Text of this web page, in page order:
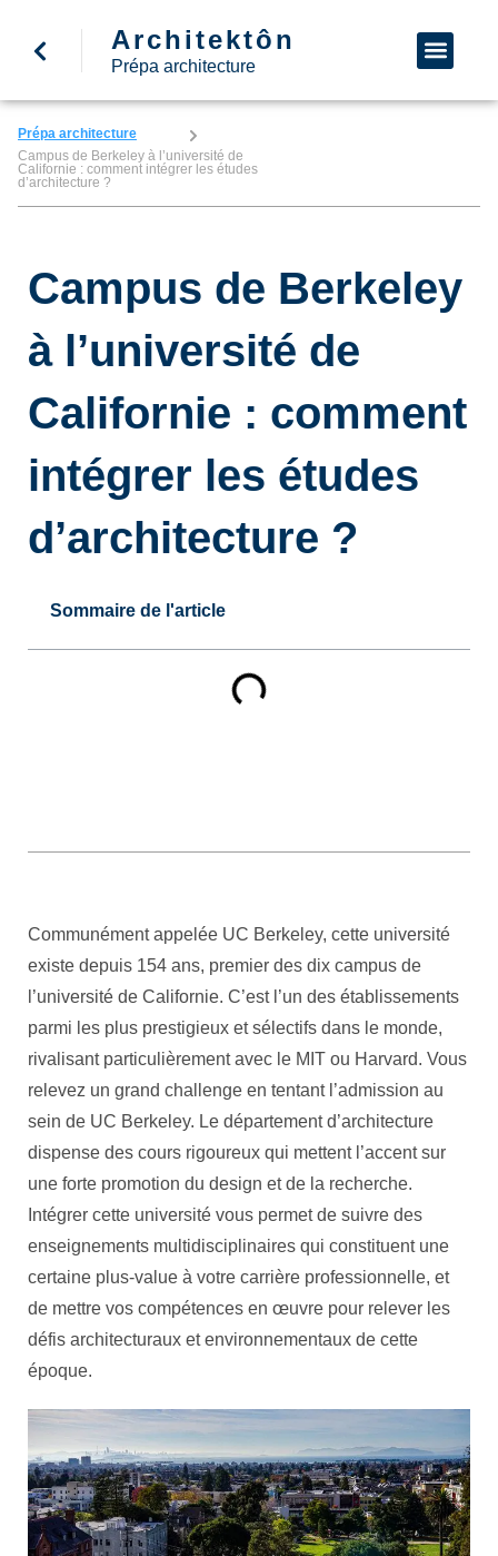
Architektôn
Prépa architecture
Prépa architecture
Campus de Berkeley à l’université de
Californie : comment intégrer les études
d’architecture ?
Campus de Berkeley
à l’université de
Californie : comment
intégrer les études
d’architecture ?
Sommaire de l'article
Communément appelée UC Berkeley, cette université
existe depuis 154 ans, premier des dix campus de
l’université de Californie. C’est l’un des établissements
parmi les plus prestigieux et sélectifs dans le monde,
rivalisant particulièrement avec le MIT ou Harvard. Vous
relevez un grand challenge en tentant l’admission au
sein de UC Berkeley. Le département d’architecture
dispense des cours rigoureux qui mettent l’accent sur
une forte promotion du design et de la recherche.
Intégrer cette université vous permet de suivre des
enseignements multidisciplinaires qui constituent une
certaine plus-value à votre carrière professionnelle, et
de mettre vos compétences en œuvre pour relever les
défis architecturaux et environnementaux de cette
époque.